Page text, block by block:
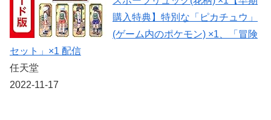
購入特典】特別な「ピカチュウ」
(ゲーム内のポケモン) ×1、「冒険
セット」×1 配信
任天堂
2022-11-17